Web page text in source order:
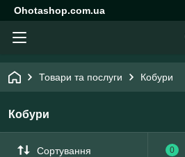
Ohotashop.com.ua
Товари та послуги Кобури
Кобури
Сортування 0